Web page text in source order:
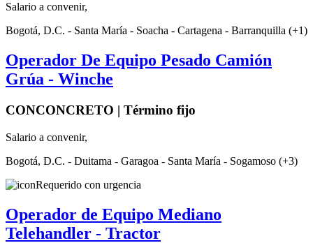
Salario a convenir,
Bogotá, D.C. - Santa María - Soacha - Cartagena - Barranquilla (+1)
Operador De Equipo Pesado Camión
Grúa - Winche
CONCONCRETO | Término fijo
Salario a convenir,
Bogotá, D.C. - Duitama - Garagoa - Santa María - Sogamoso (+3)
Requerido con urgencia
Operador de Equipo Mediano
Telehandler - Tractor